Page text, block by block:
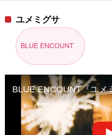
ユメミグサ
BLUE ENCOUNT
BLUE ENCOUNT『ユメ